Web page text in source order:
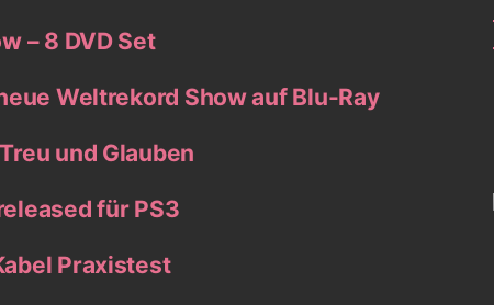
– 8 DVD Set
Weltrekord Show auf Blu-Ray
und Glauben
für PS3
Praxistest